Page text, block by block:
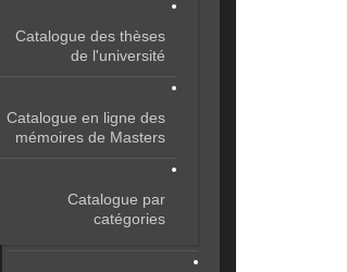
Catalogue des thèses
de l'université
Catalogue en ligne des
mémoires de Masters
Catalogue par
catégories